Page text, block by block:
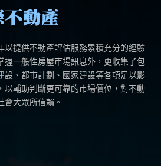
以提供不動產評估服務累積充分的經驗
握一般性房屋市場訊息外，更收集了包
設、都市計劃、國家建設等各項足以影
以輔助判斷更可靠的市場價位，對不動
大眾所信賴。